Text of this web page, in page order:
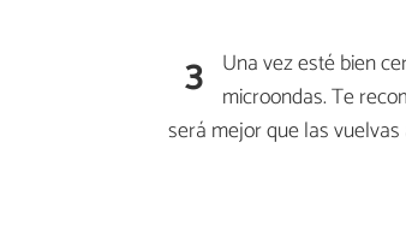
3 Una vez esté bien
microondas. Te
será mejor que las